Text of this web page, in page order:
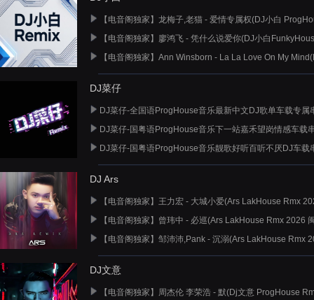
【电音阁独家】龙梅子,老猫 - 爱情专属权(DJ小白
【电音阁独家】廖鸿飞 - 凭什么说爱你(DJ小白
【电音阁独家】Ann Winsborn - La La Love On My
DJ菜仔
DJ菜仔-全国语ProgHouse音乐最新中文DJ歌单车载专属
DJ菜仔-国粤语ProgHouse音乐下一站嘉禾望岗情感车载
DJ菜仔-国粤语ProgHouse音乐靓歌好听百听不厌DJ车载
DJ Ars
【电音阁独家】王力宏 - 大城小爱(Ars LakHouse Rmx
【电音阁独家】曾玮中 - 必巡(Ars LakHouse Rmx 2026
【电音阁独家】邹沛沛,Pank - 沉溺(Ars LakHouse Rmx
DJ文意
【电音阁独家】周杰伦 李荣浩 - 默(Dj文意 ProgHouse